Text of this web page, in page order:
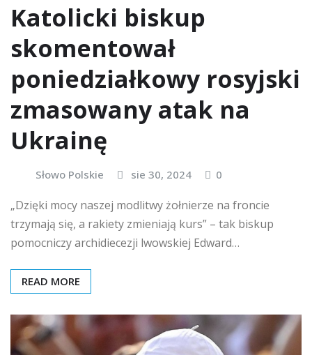
Katolicki biskup
skomentował
poniedziałkowy rosyjski
zmasowany atak na
Ukrainę
Słowo Polskie sie 30, 2024 0
„Dzięki mocy naszej modlitwy żołnierze na froncie
trzymają się, a rakiety zmieniają kurs” – tak biskup
pomocniczy archidiecezji lwowskiej Edward…
READ MORE